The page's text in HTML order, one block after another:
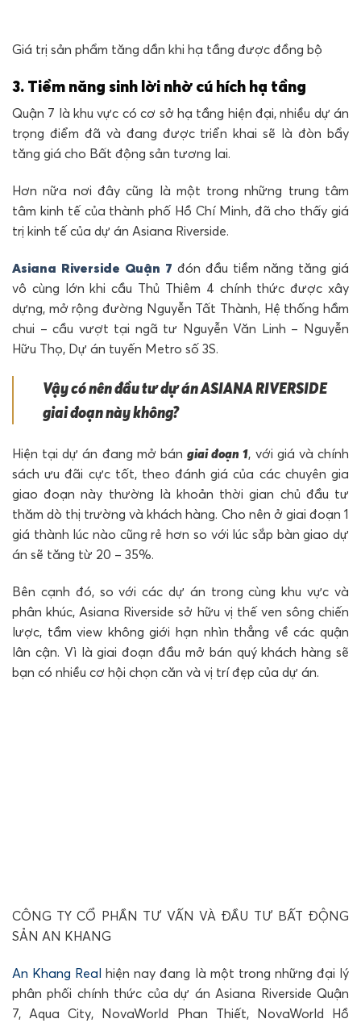
Giá trị sản phẩm tăng dần khi hạ tầng được đồng bộ
3. Tiềm năng sinh lời nhờ cú hích hạ tầng
Quận 7 là khu vực có cơ sở hạ tầng hiện đại, nhiều dự án
trọng điểm đã và đang được triển khai sẽ là đòn bẩy
tăng giá cho Bất động sản tương lai.
Hơn nữa nơi đây cũng là một trong những trung tâm
tâm kinh tế của thành phố Hồ Chí Minh, đã cho thấy giá
trị kinh tế của dự án Asiana Riverside.
Asiana Riverside Quận 7 đón đầu tiềm năng tăng giá
vô cùng lớn khi cầu Thủ Thiêm 4 chính thức được xây
dựng, mở rộng đường Nguyễn Tất Thành, Hệ thống hầm
chui – cầu vượt tại ngã tư Nguyễn Văn Linh – Nguyễn
Hữu Thọ, Dự án tuyến Metro số 3S.
Vậy có nên đầu tư dự án ASIANA RIVERSIDE
giai đoạn này không?
Hiện tại dự án đang mở bángiai đoạn 1, với giá và chính
sách ưu đãi cực tốt, theo đánh giá của các chuyên gia
giao đoạn này thường là khoản thời gian chủ đầu tư
thăm dò thị trường và khách hàng. Cho nên ở giai đoạn 1
giá thành lúc nào cũng rẻ hơn so với lúc sắp bàn giao dự
án sẽ tăng từ 20 – 35%.
Bên cạnh đó, so với các dự án trong cùng khu vực và
phân khúc, Asiana Riverside sở hữu vị thế ven sông chiến
lược, tầm view không giới hạn nhìn thẳng về các quận
lân cận. Vì là giai đoạn đầu mở bán quý khách hàng sẽ
bạn có nhiều cơ hội chọn căn và vị trí đẹp của dự án.
CÔNG TY CỔ PHẦN TƯ VẤN VÀ ĐẦU TƯ BẤT ĐỘNG
SẢN AN KHANG
An Khang Real hiện nay đang là một trong những đại lý
phân phối chính thức của dự án Asiana Riverside Quận
7, Aqua City, NovaWorld Phan Thiết, NovaWorld Hồ